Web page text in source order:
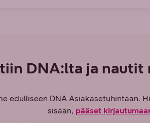
DNA:lta ja nautit
edulliseen DNA
sisään, pääset